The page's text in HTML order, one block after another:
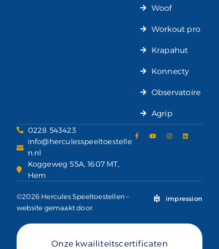
Woof
Workout pro
Krapahut
Konnecty
Observatoire
Agrip
0228 543423
info@herculesspeeltoestelle
n.nl
Koggeweg 55A, 1607 MT,
Hem
©2026 Hercules Speeltoestellen –
website gemaakt door
impression
Onze kwailiteitscertificaten